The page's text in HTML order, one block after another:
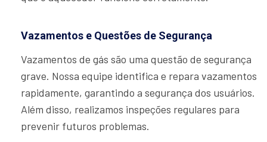
Vazamentos e Questões de Segurança
Vazamentos de gás são uma questão de segurança
grave. Nossa equipe identifica e repara vazamentos
rapidamente, garantindo a segurança dos usuários.
Além disso, realizamos inspeções regulares para
prevenir futuros problemas.